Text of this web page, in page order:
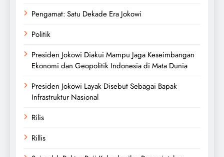
Pengamat: Satu Dekade Era Jokowi
Politik
Presiden Jokowi Diakui Mampu Jaga Keseimbangan
Ekonomi dan Geopolitik Indonesia di Mata Dunia
Presiden Jokowi Layak Disebut Sebagai Bapak
Infrastruktur Nasional
Rilis
Rillis